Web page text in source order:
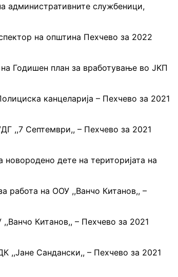
административните службеници,
на општина Пехчево за 2022
Годишен план за вработување во ЈKП
канцеларија – Пехчево за 2021
,,7 Септември,, – Пехчево за 2021
дете на територијата на
работа на ООУ ,,Ванчо Китанов,, –
Китанов,, – Пехчево за 2021
,,Јане Сандански,, – Пехчево за 2021